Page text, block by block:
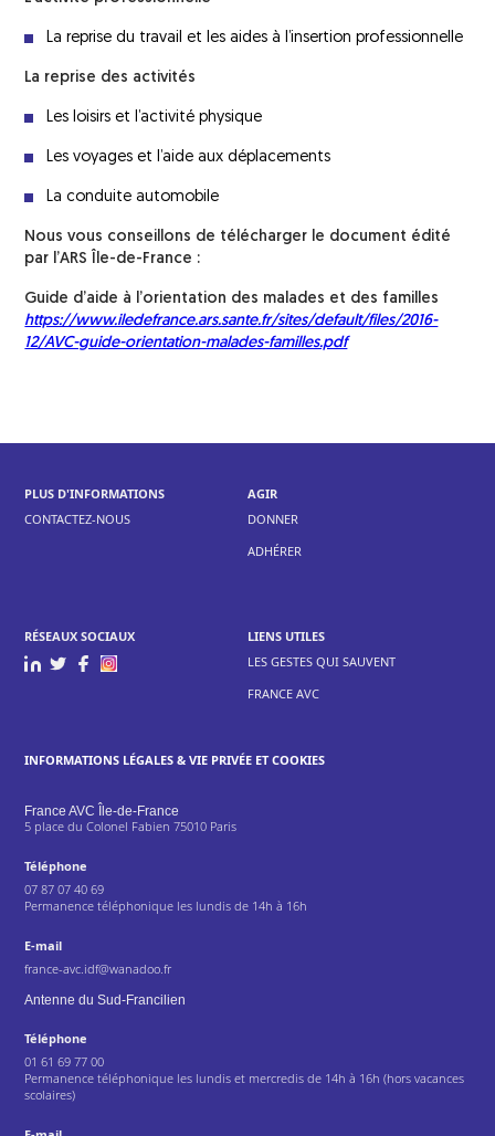
La reprise du travail et les aides à l’insertion professionnelle
La reprise des activités
Les loisirs et l’activité physique
Les voyages et l’aide aux déplacements
La conduite automobile
Nous vous conseillons de télécharger le document édité
par l’ARS Île-de-France :
Guide d’aide à l’orientation des malades et des familles
https://www.iledefrance.ars.sante.fr/sites/default/files/2016-
12/AVC-guide-orientation-malades-familles.pdf
PLUS D'INFORMATIONS
CONTACTEZ-NOUS
AGIR
DONNER
ADHÉRER
RÉSEAUX SOCIAUX
LIENS UTILES
LES GESTES QUI SAUVENT
FRANCE AVC
INFORMATIONS LÉGALES & VIE PRIVÉE ET COOKIES
France AVC Île-de-France
5 place du Colonel Fabien 75010 Paris
Téléphone
07 87 07 40 69
Permanence téléphonique les lundis de 14h à 16h
E-mail
france-avc.idf@wanadoo.fr
Antenne du Sud-Francilien
Téléphone
01 61 69 77 00
Permanence téléphonique les lundis et mercredis de 14h à 16h (hors vacances
scolaires)